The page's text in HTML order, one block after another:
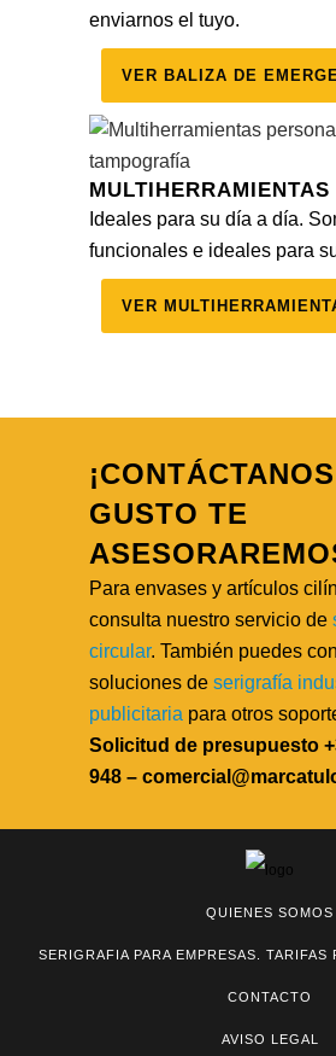
enviarnos el tuyo.
VER BALIZA DE
MULTIHERRAMIENTAS
Ideales para su día a día.
funcionales e ideales para
VER
GUSTO TE
Para envases y artículos
consulta nuestro servicio de
circular. También puedes
soluciones de serigrafía
publicitaria para otros
Solicitud de presupuesto
948 –
QUIENES SOMOS
SERIGRAFIA PARA EMPRESAS. TARIFAS
CONTACTO
AVISO LEGAL